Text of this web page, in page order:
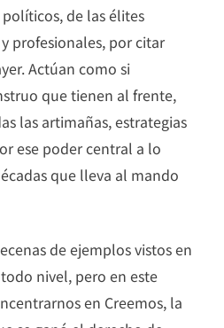
de las élites
profesionales, por citar
Actúan como si
que tienen al frente,
las artimañas, estrategias
ese poder central a lo
que lleva al mando
de ejemplos vistos en
nivel, pero en este
en Creemos, la